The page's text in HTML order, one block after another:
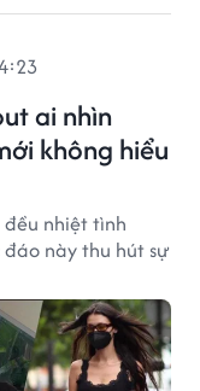
ai nhìn
không hiểu
đều nhiệt tình
này thu hút sự